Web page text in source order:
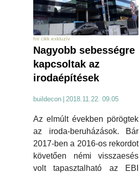
hír cikk exkluzív
Nagyobb sebességre
kapcsoltak az
irodaépítések
buildecon 2018.11.22. 09:05
Az elmúlt években pörögtek
az iroda-beruházások. Bár
2017-ben a 2016-os rekordot
követően némi visszaesés
volt tapasztalható az EBI